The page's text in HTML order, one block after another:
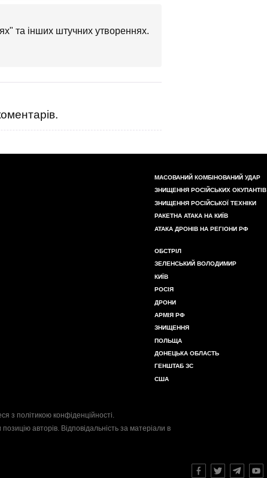
та інших штучних утвореннях.
МАСОВАНИЙ КОМБІНОВАНИЙ УДАР
ЗНИЩЕННЯ РОСІЙСЬКИХ ОКУПАНТІВ
ЗНИЩЕННЯ РОСІЙСЬКОЇ ТЕХНІКИ
РАКЕТНА АТАКА НА КИЇВ
АТАКА ДРОНІВ НА РЕГІОНИ РФ
ОБСТРІЛ
ЗЕЛЕНСЬКИЙ ВОЛОДИМИР
КИЇВ
РОСІЯ
ДРОНИ
АРМІЯ РФ
ЗНИЩЕННЯ
ПОЛЬЩА
ДОНЕЦЬКА ОБЛАСТЬ
ГЕНШТАБ ЗС
США
з політикою конфіденційності.
авторів. Відповідальність за матеріали в